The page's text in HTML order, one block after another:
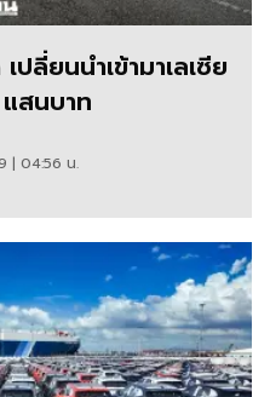
ลี่ยนนำเข้ามาเลเซีย
สนบาท
| 04:56 น.